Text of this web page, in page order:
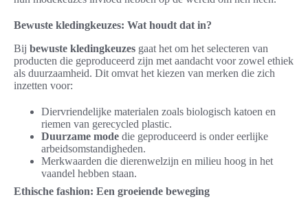
Bewuste kledingkeuzes: Wat houdt dat in?
Bij bewuste kledingkeuzes gaat het om het selecteren van
producten die geproduceerd zijn met aandacht voor zowel ethiek
als duurzaamheid. Dit omvat het kiezen van merken die zich
inzetten voor:
Diervriendelijke materialen zoals biologisch katoen en
riemen van gerecycled plastic.
Duurzame mode die geproduceerd is onder eerlijke
arbeidsomstandigheden.
Merkwaarden die dierenwelzijn en milieu hoog in het
vaandel hebben staan.
Ethische fashion: Een groeiende beweging